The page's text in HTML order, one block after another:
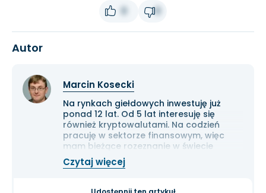
Autor
Marcin Kosecki
Na rynkach giełdowych inwestuję już
ponad 12 lat. Od 5 lat interesuję się
również kryptowalutami. Na codzień
pracuję w sektorze finansowym, więc
mam bieżące rozeznanie w świecie
gospodarki i ekonomii. Cenię przede
wszystkim solidną analizę
inwestowanie długoterminowe.
Czytaj więcej